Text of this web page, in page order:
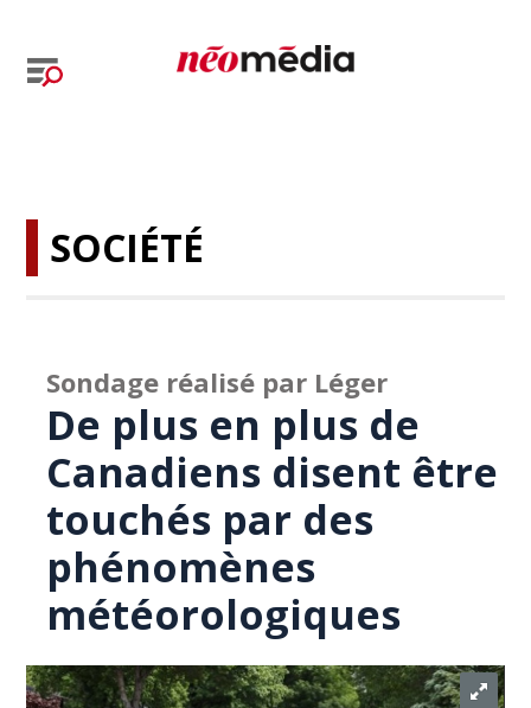
SOCIÉTÉ
Sondage réalisé par Léger
De plus en plus de
Canadiens disent être
touchés par des
phénomènes
météorologiques